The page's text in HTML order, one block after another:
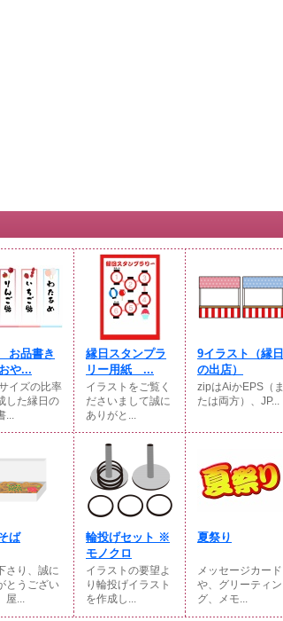
お品書き
や...
イズの比率
した縁日の
...
縁日スタンプラ
リー用紙 ...
イラストをご覧く
ださいまして誠に
ありがと...
9イラスト（縁日
の出店）
zipはAiかEPS（ま
たは両方）、JP...
ば
さり、誠に
とうござい
屋...
輪投げセット ※
モノクロ
イラストの要望よ
り輪投げイラスト
を作成し...
夏祭り
メッセージカード
や、グリーティン
グ、メモ...